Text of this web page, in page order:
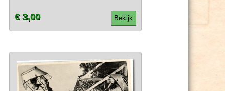
Bekijk
€ 3,00